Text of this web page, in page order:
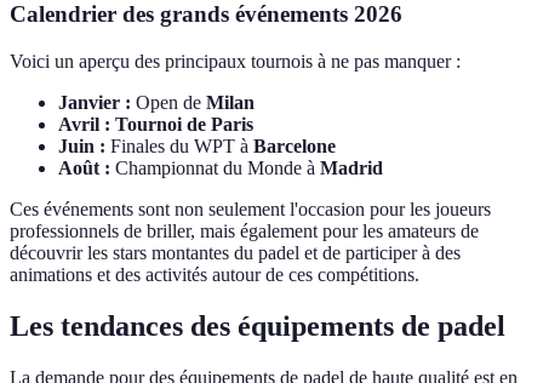
Calendrier des grands événements 2026
Voici un aperçu des principaux tournois à ne pas manquer :
Janvier : Open de Milan
Avril : Tournoi de Paris
Juin : Finales du WPT à Barcelone
Août : Championnat du Monde à Madrid
Ces événements sont non seulement l'occasion pour les joueurs
professionnels de briller, mais également pour les amateurs de
découvrir les stars montantes du padel et de participer à des
animations et des activités autour de ces compétitions.
Les tendances des équipements de padel
La demande pour des équipements de padel de haute qualité est en